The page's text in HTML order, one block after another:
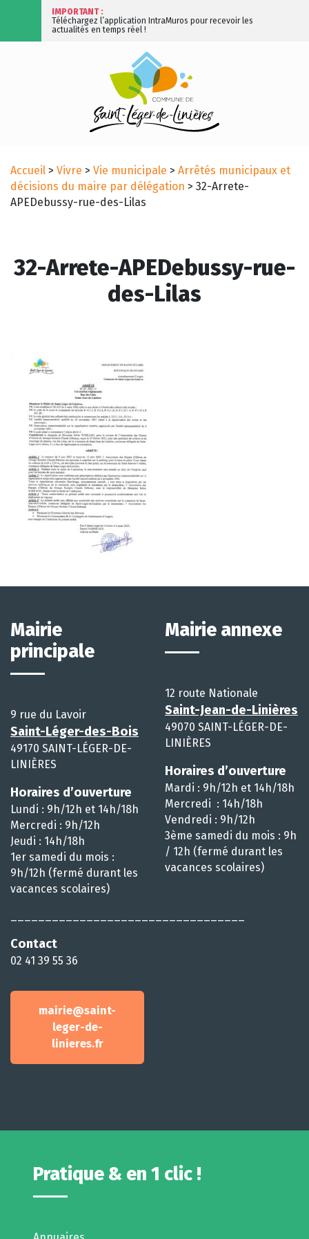
IMPORTANT :
Téléchargez l’application IntraMuros pour recevoir les
actualités en temps réel !
Accueil > Vivre > Vie municipale > Arrêtés municipaux et
décisions du maire par délégation > 32-Arrete-
APEDebussy-rue-des-Lilas
32-Arrete-APEDebussy-rue-
des-Lilas
Mairie
principale
9 rue du Lavoir
Saint-Léger-des-Bois
49170 SAINT-LÉGER-DE-
LINIÈRES
Horaires d’ouverture
Lundi : 9h/12h et 14h/18h
Mercredi : 9h/12h
Jeudi : 14h/18h
1er samedi du mois :
9h/12h (fermé durant les
vacances scolaires)
Contact
02 41 39 55 36
mairie@saint-
leger-de-
linieres.fr
Mairie annexe
12 route Nationale
Saint-Jean-de-Linières
49070 SAINT-LÉGER-DE-
LINIÈRES
Horaires d’ouverture
Mardi : 9h/12h et 14h/18h
Mercredi : 14h/18h
Vendredi : 9h/12h
3ème samedi du mois : 9h
/ 12h (fermé durant les
vacances scolaires)
Pratique & en 1 clic !